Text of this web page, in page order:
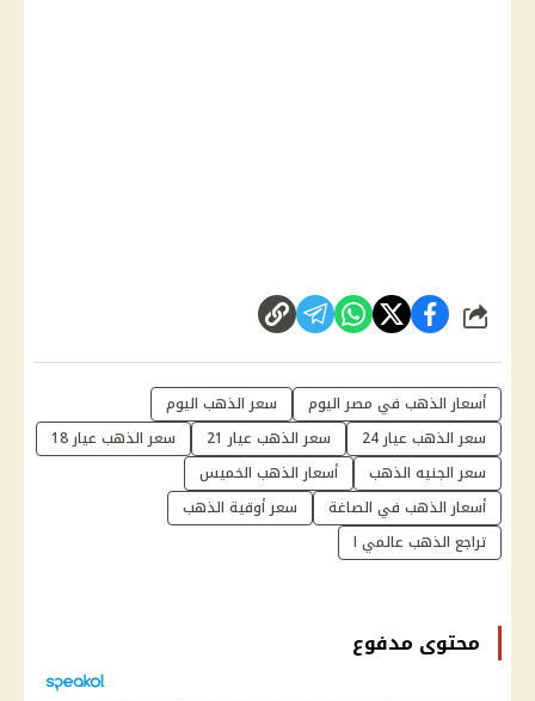
شارك
أسعار الذهب في مصر اليوم
سعر الذهب اليوم
سعر الذهب عيار 24
سعر الذهب عيار 21
سعر الذهب عيار 18
سعر الجنيه الذهب
أسعار الذهب الخميس
أسعار الذهب في الصاغة
سعر أوقية الذهب
تراجع الذهب عالمي ا
محتوى مدفوع